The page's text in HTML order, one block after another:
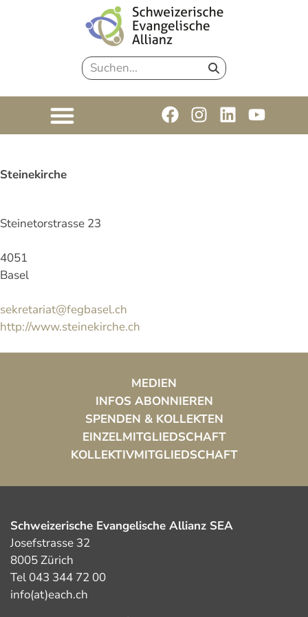
Steinekirche
Steinetorstrasse 23
4051
Basel
sekretariat@fegbasel.ch
http://www.steinekirche.ch
MEDIEN
INFOS ABONNIEREN
SPENDEN & KOLLEKTEN
EINZELMITGLIEDSCHAFT
KOLLEKTIVMITGLIEDSCHAFT
Schweizerische Evangelische Allianz SEA
Josefstrasse 32
8005 Zürich
Tel 043 344 72 00
info(at)each.ch